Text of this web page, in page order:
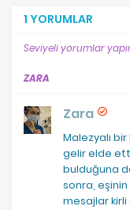
1 YORUMLAR
Seviyeli yorumlar
ZARA
Zara
Malezyalı bir
gelir elde
bulduğuna
sonra,
mesajlar kirli